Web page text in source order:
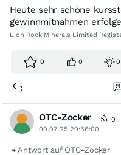
Heute sehr schöne
gewinnmitnahmen
Lion Rock Minerals Limited
0 0 0
OTC-Zocker
0
09.07.25 20:56:00
Antwort auf OTC-Zocker